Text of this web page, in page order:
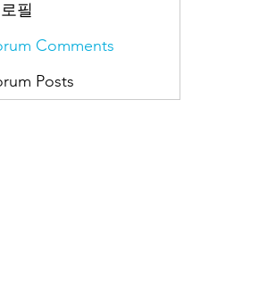
필
Comments
Posts